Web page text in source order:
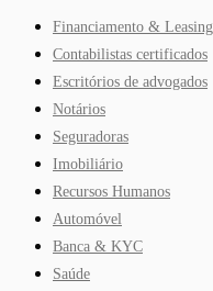
Financiamento & Leasing
Contabilistas certificados
Escritórios de advogados
Notários
Seguradoras
Imobiliário
Recursos Humanos
Automóvel
Banca & KYC
Saúde